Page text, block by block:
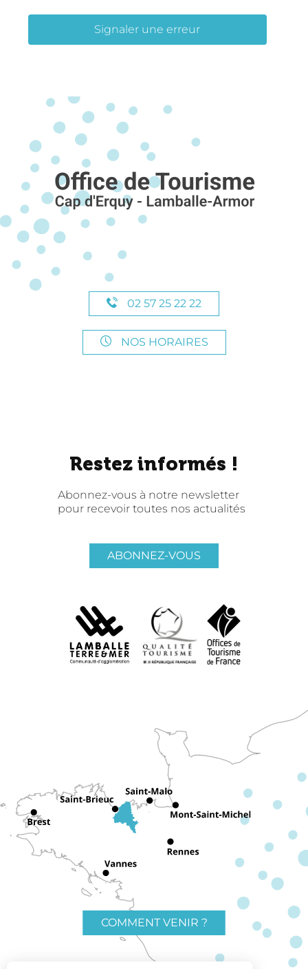
Signaler une erreur
02 57 25 22 22
NOS HORAIRES
Restez informés !
Abonnez-vous à notre newsletter
pour recevoir toutes nos actualités
ABONNEZ-VOUS
COMMENT VENIR ?